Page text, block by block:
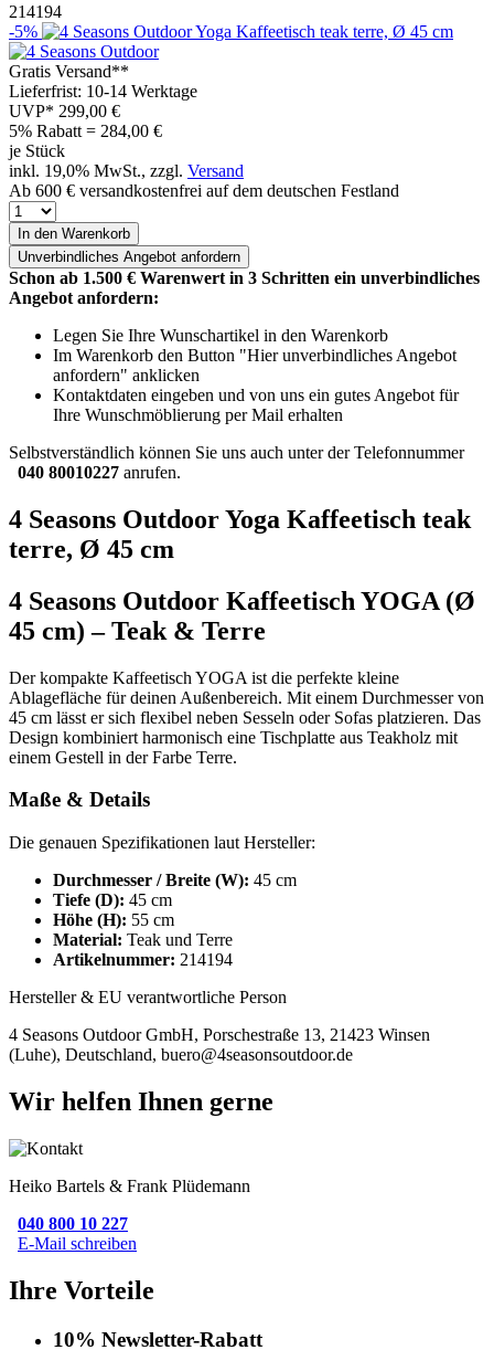
214194
-5%
Gratis Versand**
Lieferfrist: 10-14 Werktage
UVP* 299,00 €
5% Rabatt = 284,00 €
je Stück
inkl. 19,0% MwSt., zzgl. Versand
Ab 600 € versandkostenfrei auf dem deutschen Festland
In den Warenkorb
Unverbindliches Angebot anfordern
Schon ab 1.500 € Warenwert in 3 Schritten ein unverbindliches
Angebot anfordern:
Legen Sie Ihre Wunschartikel in den Warenkorb
Im Warenkorb den Button "Hier unverbindliches Angebot
anfordern" anklicken
Kontaktdaten eingeben und von uns ein gutes Angebot für
Ihre Wunschmöblierung per Mail erhalten
Selbstverständlich können Sie uns auch unter der Telefonnummer
040 80010227 anrufen.
4 Seasons Outdoor Yoga Kaffeetisch teak
terre, Ø 45 cm
4 Seasons Outdoor Kaffeetisch YOGA (Ø
45 cm) – Teak & Terre
Der kompakte Kaffeetisch YOGA ist die perfekte kleine
Ablagefläche für deinen Außenbereich. Mit einem Durchmesser von
45 cm lässt er sich flexibel neben Sesseln oder Sofas platzieren. Das
Design kombiniert harmonisch eine Tischplatte aus Teakholz mit
einem Gestell in der Farbe Terre.
Maße & Details
Die genauen Spezifikationen laut Hersteller:
Durchmesser / Breite (W): 45 cm
Tiefe (D): 45 cm
Höhe (H): 55 cm
Material: Teak und Terre
Artikelnummer: 214194
Hersteller & EU verantwortliche Person
4 Seasons Outdoor GmbH, Porschestraße 13, 21423 Winsen
(Luhe), Deutschland, buero@4seasonsoutdoor.de
Wir helfen Ihnen gerne
Heiko Bartels & Frank Plüdemann
040 800 10 227
E-Mail schreiben
Ihre Vorteile
10% Newsletter-Rabatt